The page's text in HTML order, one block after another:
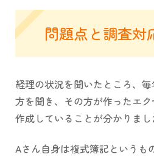
問題点と調査対
経理の状況を聞いたところ、
方を聞き、その方が作ったエ
作成していることが分かりまし
Aさん自身は複式簿記というも